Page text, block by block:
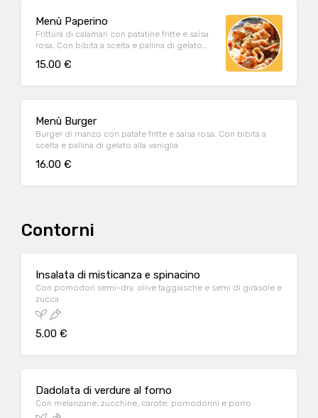
Menù Paperino
Frittura di calamari con patatine fritte e salsa
rosa. Con bibita a scelta e pallina di gelato
15.00 €
Menù Burger
Burger di manzo con patate fritte e salsa rosa. Con bibita a
scelta e pallina di gelato alla vaniglia
16.00 €
Contorni
Insalata di misticanza e spinacino
Con pomodori semi-dry, olive taggiasche e semi di girasole e
zucca
5.00 €
Dadolata di verdure al forno
Con melanzane, zucchine, carote, pomodorini e porro